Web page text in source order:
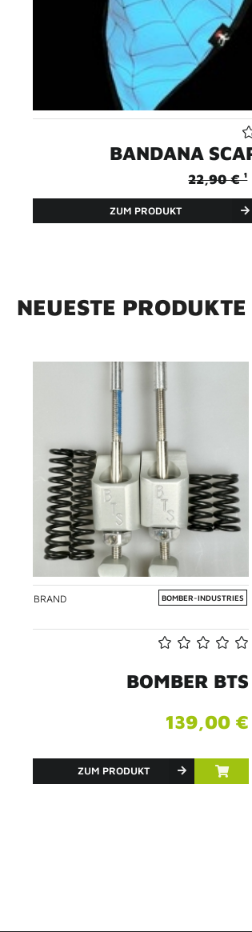
BANDANA
22,90 € ¹
ZUM PRODUKT
NEUESTE PRODUKTE
BRAND BOMBER-INDUSTRIES
BOMBER BTS
139,00 €
ZUM PRODUKT